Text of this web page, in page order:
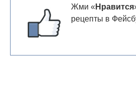
Жми « Нравится
рецепты в